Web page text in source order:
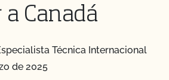
Canadá
Técnica Internacional
de 2025